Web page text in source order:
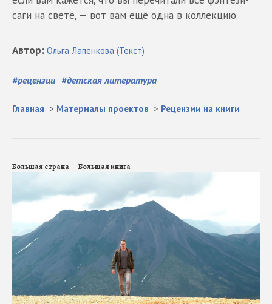
саги на свете, — вот вам ещё одна в коллекцию.
#рецензии #детская литература
Автор: Ольга Лапенкова (Текст)
Главная > Материалы проектов > Рецензии на книги
Большая страна — Большая книга